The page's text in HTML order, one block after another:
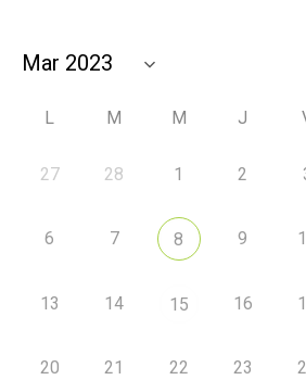
L M M J
27 28 1 2
6 7 8 9
13 14 15 16
20 21 22 23